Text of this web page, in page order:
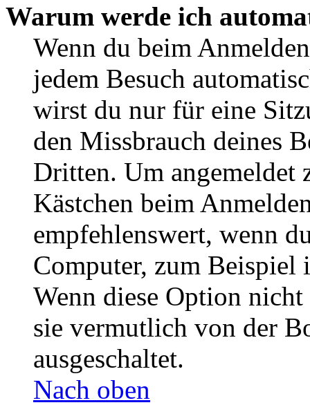
Warum werde ich
Wenn du beim
jedem Besuch
wirst du nur für eine
den Missbrauch deines
Dritten. Um angemeldet
Kästchen beim
empfehlenswert, wenn
Computer, zum Beispiel
Wenn diese Option
sie vermutlich von der
ausgeschaltet.
Nach oben